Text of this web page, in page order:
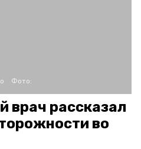
Фото:
врач рассказал
во